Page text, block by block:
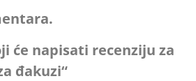
će napisati recenziju za
đakuzi“